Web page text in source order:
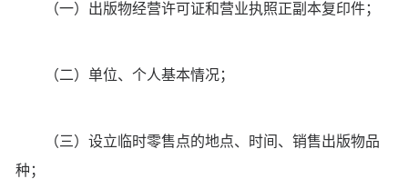
（一）出版物经营许可证和营业执照正副本复印件；
（二）单位、个人基本情况；
（三）设立临时零售点的地点、时间、销售出版物品
种；